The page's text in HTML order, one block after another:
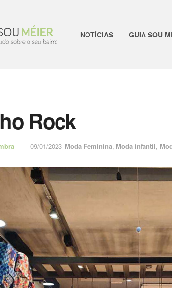
NOTÍCIAS GUIA SOU
Rock
09/01/2023 Moda Feminina, Moda infantil,